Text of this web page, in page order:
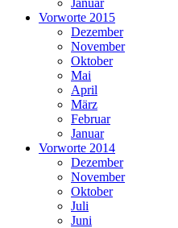
Vorworte 2015
Dezember
November
Oktober
Mai
April
März
Februar
Januar
Vorworte 2014
Dezember
November
Oktober
Juli
Juni